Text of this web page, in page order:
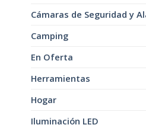
Cámaras de Seguridad y
Camping
En Oferta
Herramientas
Hogar
Iluminación LED